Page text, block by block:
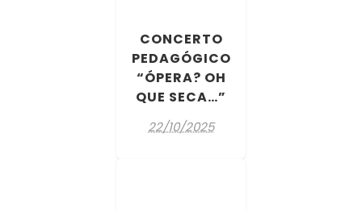
CONCERTO
PEDAGÓGICO
“ÓPERA? OH
QUE SECA…”
22/10/2025